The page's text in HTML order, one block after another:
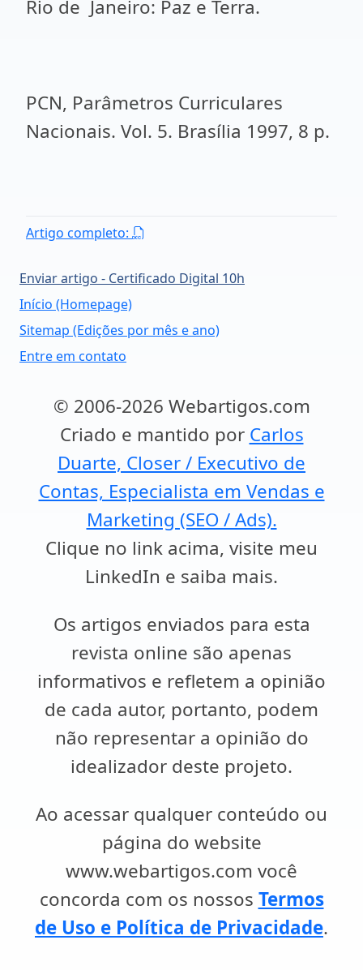
Rio de Janeiro: Paz e Terra.
PCN, Parâmetros Curriculares
Nacionais. Vol. 5. Brasília 1997, 8 p.
Artigo completo:
Enviar artigo - Certificado Digital 10h
Início (Homepage)
Sitemap (Edições por mês e ano)
Entre em contato
© 2006-2026 Webartigos.com
Criado e mantido por Carlos
Duarte, Closer / Executivo de
Contas, Especialista em Vendas e
Marketing (SEO / Ads).
Clique no link acima, visite meu
LinkedIn e saiba mais.
Os artigos enviados para esta
revista online são apenas
informativos e refletem a opinião
de cada autor, portanto, podem
não representar a opinião do
idealizador deste projeto.
Ao acessar qualquer conteúdo ou
página do website
www.webartigos.com você
concorda com os nossos Termos
de Uso e Política de Privacidade.